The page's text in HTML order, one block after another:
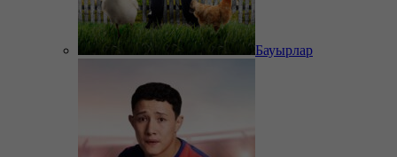
Бауырлар